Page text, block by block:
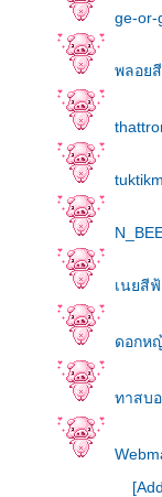
ge-or-
พลอย
เนยสี
ดอกห
ทาสบ